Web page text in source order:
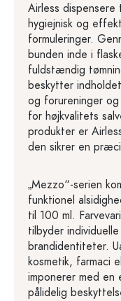
Airless dispensere
hygiejnisk og
formuleringer.
bunden inde i
fuldstændig
beskytter
og forureninger
for højkvalitets
produkter er
den sikrer en
„Mezzo“-serien
funktionel
til 100 ml.
tilbyder
brandidentiteter.
kosmetik, farmaci
imponerer med en
pålidelig